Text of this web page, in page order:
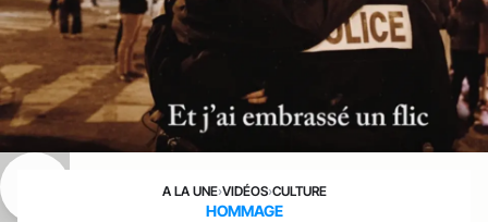
A LA UNE›VIDÉOS›CULTURE
HOMMAGE